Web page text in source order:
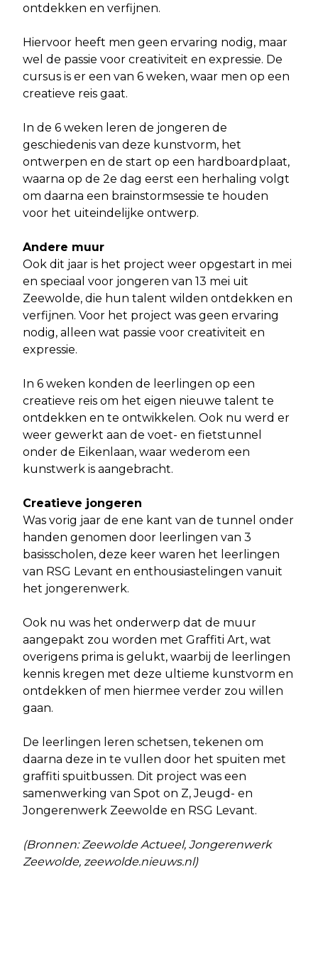
ontdekken en verfijnen.
Hiervoor heeft men geen ervaring nodig, maar
wel de passie voor creativiteit en expressie. De
cursus is er een van 6 weken, waar men op een
creatieve reis gaat.
In de 6 weken leren de jongeren de
geschiedenis van deze kunstvorm, het
ontwerpen en de start op een hardboardplaat,
waarna op de 2e dag eerst een herhaling volgt
om daarna een brainstormsessie te houden
voor het uiteindelijke ontwerp.
Andere muur
Ook dit jaar is het project weer opgestart in mei
en speciaal voor jongeren van 13 mei uit
Zeewolde, die hun talent wilden ontdekken en
verfijnen. Voor het project was geen ervaring
nodig, alleen wat passie voor creativiteit en
expressie.
In 6 weken konden de leerlingen op een
creatieve reis om het eigen nieuwe talent te
ontdekken en te ontwikkelen. Ook nu werd er
weer gewerkt aan de voet- en fietstunnel
onder de Eikenlaan, waar wederom een
kunstwerk is aangebracht.
Creatieve jongeren
Was vorig jaar de ene kant van de tunnel onder
handen genomen door leerlingen van 3
basisscholen, deze keer waren het leerlingen
van RSG Levant en enthousiastelingen vanuit
het jongerenwerk.
Ook nu was het onderwerp dat de muur
aangepakt zou worden met Graffiti Art, wat
overigens prima is gelukt, waarbij de leerlingen
kennis kregen met deze ultieme kunstvorm en
ontdekken of men hiermee verder zou willen
gaan.
De leerlingen leren schetsen, tekenen om
daarna deze in te vullen door het spuiten met
graffiti spuitbussen. Dit project was een
samenwerking van Spot on Z, Jeugd- en
Jongerenwerk Zeewolde en RSG Levant.
(Bronnen: Zeewolde Actueel, Jongerenwerk
Zeewolde, zeewolde.nieuws.nl)